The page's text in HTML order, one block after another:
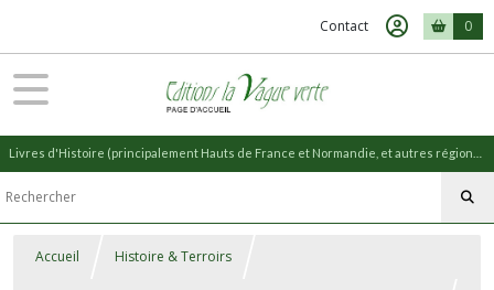
Contact 0
Accueil Histoire & Terroirs